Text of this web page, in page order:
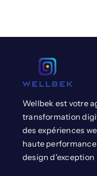
Wellbek est votre
transformation
des expériences
haute
design d'exception